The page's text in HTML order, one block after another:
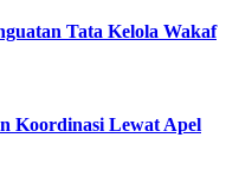
Tata Kelola Wakaf
Koordinasi Lewat Apel